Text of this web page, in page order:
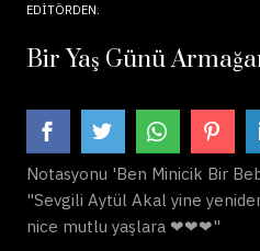
EDITÖRDEN
Bir Yaş Günü
Notasyonu 'Ben Minicik Bir
"Sevgili Aytül Akal yine
nice mutlu yaşlara ❤❤❤"